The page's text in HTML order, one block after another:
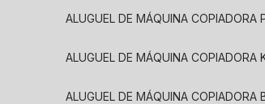
ALUGUEL DE MÁQUINA COPIADORA
ALUGUEL DE MÁQUINA COPIADORA
ALUGUEL DE MÁQUINA COPIADORA